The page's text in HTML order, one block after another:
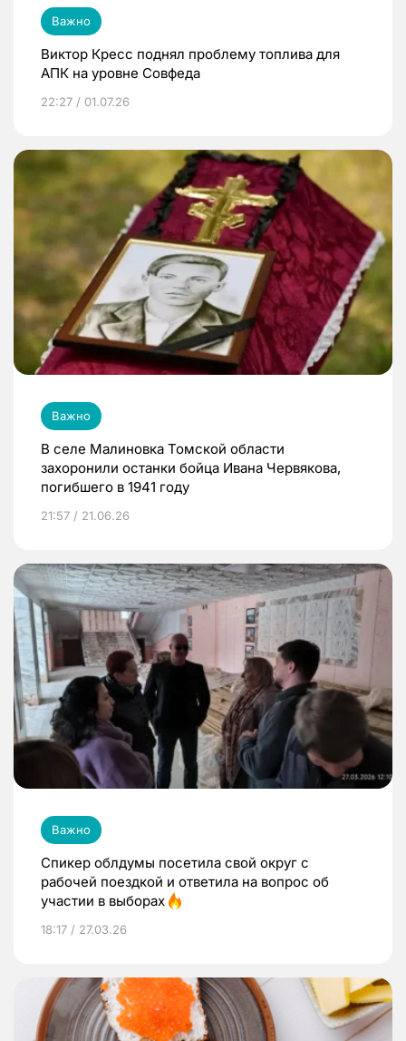
Важно
Виктор Кресс поднял проблему топлива для
АПК на уровне Совфеда
22:27 / 01.07.26
Важно
В селе Малиновка Томской области
захоронили останки бойца Ивана Червякова,
погибшего в 1941 году
21:57 / 21.06.26
Важно
Спикер облдумы посетила свой округ с
рабочей поездкой и ответила на вопрос об
участии в выборах
18:17 / 27.03.26